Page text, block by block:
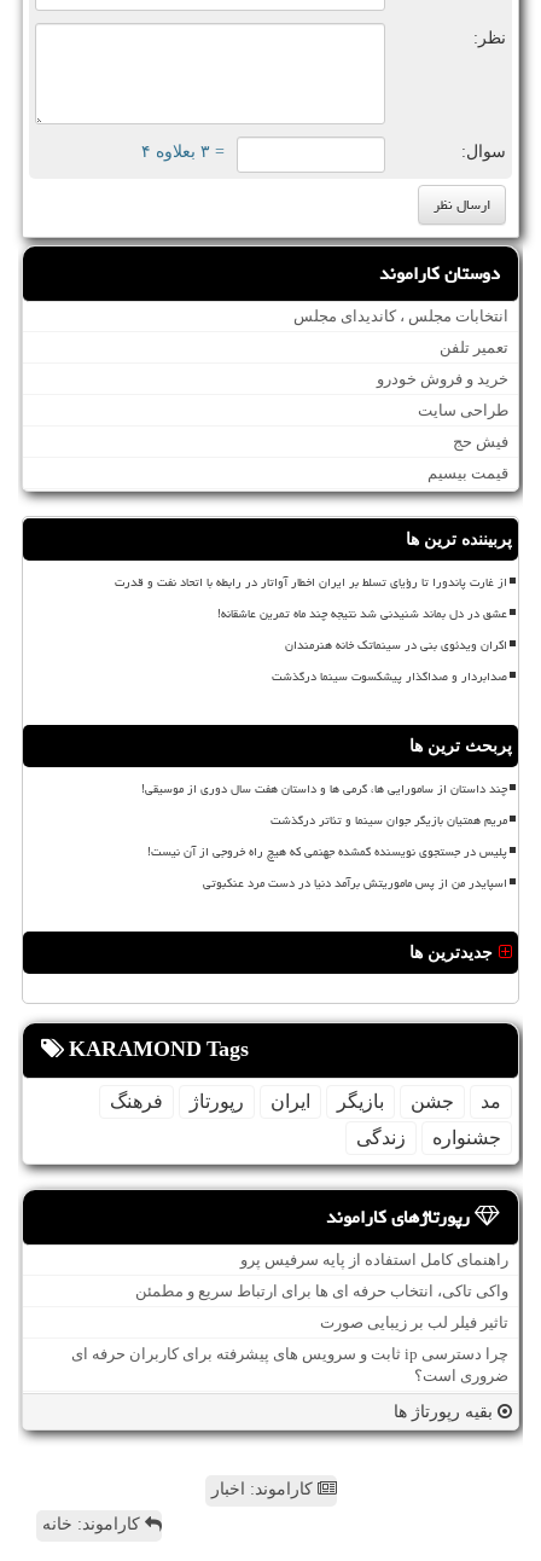
نظر:
سوال: = ۳ بعلاوه ۴
دوستان کاراموند
انتخابات مجلس ، کاندیدای مجلس
تعمیر تلفن
خرید و فروش خودرو
طراحی سایت
فیش حج
قیمت بیسیم
پربیننده ترین ها
از غارت پاندورا تا رؤیای تسلط بر ایران اخطار آواتار در رابطه با اتحاد نفت و قدرت
عشق در دل بماند شنیدنی شد نتیجه چند ماه تمرین عاشقانه!
اکران ویدئوی بنی در سینماتک خانه هنرمندان
صدابردار و صداگذار پیشکسوت سینما درگذشت
پربحث ترین ها
چند داستان از سامورایی ها، گرمی ها و داستان هفت سال دوری از موسیقی!
مریم همتیان بازیگر جوان سینما و تئاتر درگذشت
پلیس در جستجوی نویسنده گمشده جهنمی که هیچ راه خروجی از آن نیست!
اسپایدر من از پس ماموریتش برآمد دنیا در دست مرد عنکبوتی
جدیدترین ها
KARAMOND Tags
مد جشن بازیگر ایران رپورتاژ
فرهنگ
جشنواره
زندگی
رپورتاژهای کاراموند
راهنمای کامل استفاده از پایه سرفیس پرو
واکی تاکی، انتخاب حرفه ای ها برای ارتباط سریع و مطمئن
تاثیر فیلر لب بر زیبایی صورت
چرا دسترسی ip ثابت و سرویس های پیشرفته برای کاربران حرفه ای
ضروری است؟
بقیه رپورتاژ ها
کاراموند: اخبار
کاراموند: خانه